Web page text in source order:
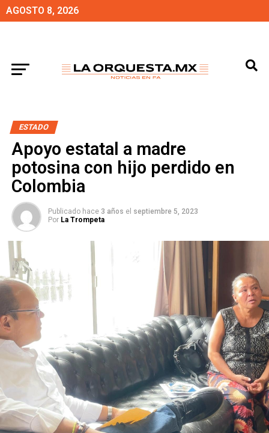
AGOSTO 8, 2026
ESTADO
Apoyo estatal a madre
potosina con hijo perdido en
Colombia
Publicado hace 3 años el septiembre 5, 2023
Por La Trompeta